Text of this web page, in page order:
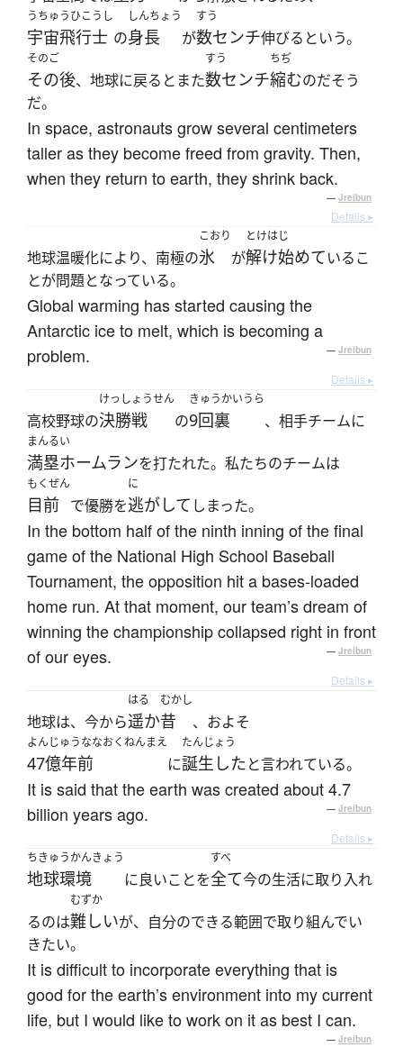
うちゅうひこうし
宇宙飛行士 の
しんちょう
身長 が
すう
数センチ伸びるという。
そのご
その後、地球に戻るとまた
すう
数センチ
ちぢ
縮むのだそう
だ。
In space, astronauts grow several centimeters
taller as they become freed from gravity. Then,
when they return to earth, they shrink back.
— Jreibun
Details ▸
地球温暖化により、南極の
こおり
氷 が
とけはじ
解け始めているこ
とが問題となっている。
Global warming has started causing the
Antarctic ice to melt, which is becoming a
problem.
— Jreibun
Details ▸
高校野球の
けっしょうせん
決勝戦 の
きゅうかいうら
9回裏 、相手チームに
まんるい
満塁ホームランを打たれた。私たちのチームは
もくぜん
目前 で優勝を
に
逃がして しまった。
In the bottom half of the ninth inning of the final
game of the National High School Baseball
Tournament, the opposition hit a bases-loaded
home run. At that moment, our team’s dream of
winning the championship collapsed right in front
of our eyes.
— Jreibun
Details ▸
地球は、今から
はる
遥か
むかし
昔 、およそ
よんじゅうななおくねんまえ
47億年前 に
たんじょう
誕生したと言われている。
It is said that the earth was created about 4.7
billion years ago.
— Jreibun
Details ▸
ちきゅうかんきょう
地球環境 に良いことを
すべ
全て今の生活に取り入れ
るのは
むずか
難しいが、自分のできる範囲で取り組んでい
きたい。
It is difficult to incorporate everything that is
good for the earth’s environment into my current
life, but I would like to work on it as best I can.
— Jreibun